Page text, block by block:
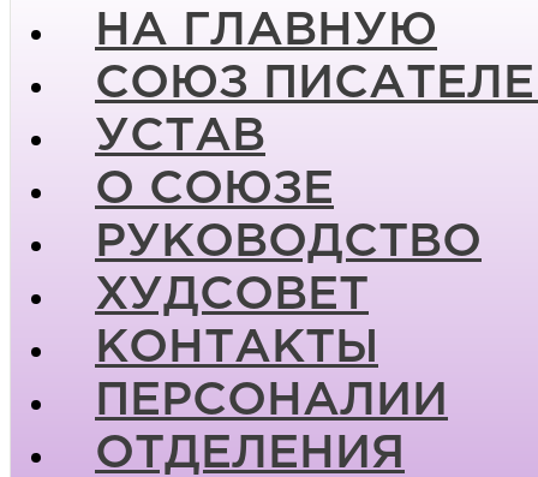
НА ГЛАВНУЮ
СОЮЗ
УСТАВ
О СОЮЗЕ
РУКОВОДСТВО
ХУДСОВЕТ
КОНТАКТЫ
ПЕРСОНАЛИИ
ОТДЕЛЕНИЯ